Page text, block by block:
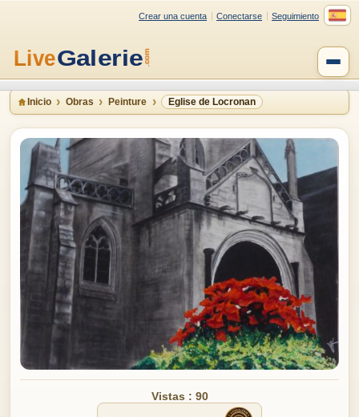
Crear una cuenta Conectarse Seguimiento
Inicio Obras Peinture Eglise de Locronan
Vistas : 90